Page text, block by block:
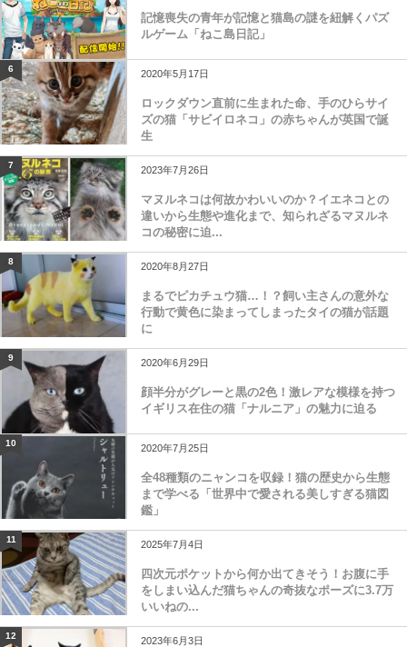
記憶喪失の青年が記憶と猫島の謎を紐解くパズ
ルゲーム「ねこ島日記」
6 2020年5月17日
ロックダウン直前に生まれた命、手のひらサイ
ズの猫「サビイロネコ」の赤ちゃんが英国で誕
生
7 2023年7月26日
マヌルネコは何故かわいいのか？イエネコとの
違いから生態や進化まで、知られざるマヌルネ
コの秘密に迫...
8 2020年8月27日
まるでピカチュウ猫…！？飼い主さんの意外な
行動で黄色に染まってしまったタイの猫が話題
に
9 2020年6月29日
顔半分がグレーと黒の2色！激レアな模様を持つ
イギリス在住の猫「ナルニア」の魅力に迫る
10 2020年7月25日
全48種類のニャンコを収録！猫の歴史から生態
まで学べる「世界中で愛される美しすぎる猫図
鑑」
11 2025年7月4日
四次元ポケットから何か出てきそう！お腹に手
をしまい込んだ猫ちゃんの奇抜なポーズに3.7万
いいねの...
12 2023年6月3日